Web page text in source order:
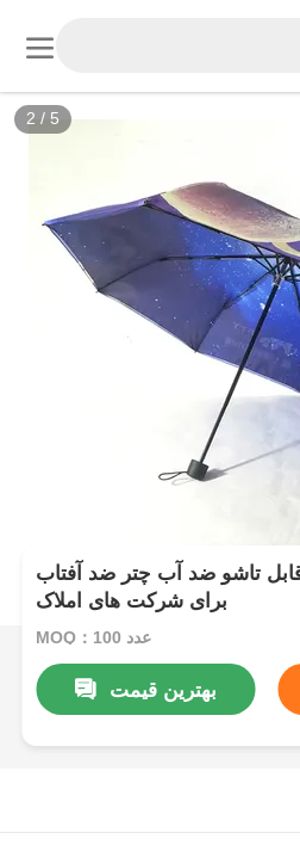
3 / 5
تاشو ضد آب چتر ضد آفتاب
برای شرکت های املاک
MOQ：100 عدد
بهترین قیمت